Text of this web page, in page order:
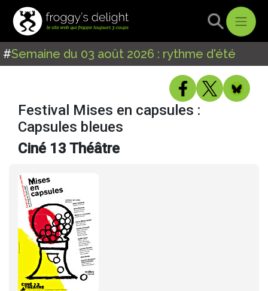
#Semaine du 03 août 2026 : rythme d'été
Festival Mises en capsules :
Capsules bleues
Ciné 13 Théâtre